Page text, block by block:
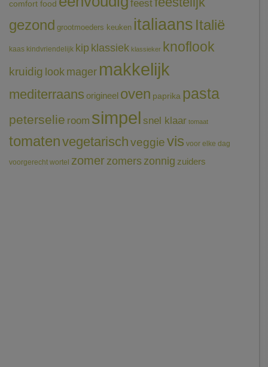
comfort food feest
gezond grootmoeders keuken italiaans Italië
kaas kindvriendelijk kip klassiek klassieker knoflook
kruidig look mager makkelijk
mediterraans origineel oven paprika pasta
peterselie room simpel snel klaar tomaat
tomatenvegetarischveggievis voor elke dag
voorgerecht wortel zomerzomerszonnig zuiders